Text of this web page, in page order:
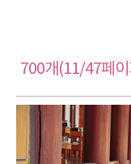
700개(11/47페이